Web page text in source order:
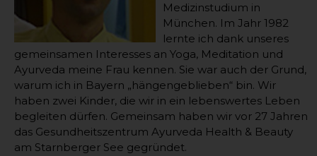
Medizinstudium in
München. Im Jahr 1982
lernte ich dank unseres
gemeinsamen Interesses an Yoga, Meditation und
Ayurveda meine Frau kennen. Sie war auch der Grund,
warum ich in Bayern „hängengeblieben“ bin. Wir
haben zwei Kinder, die wir in ein lebenswertes Leben
begleiten dürfen. Gemeinsam haben wir vor 27 Jahren
das Gesundheitszentrum Ayurveda Health & Beauty
am Starnberger See gegründet.